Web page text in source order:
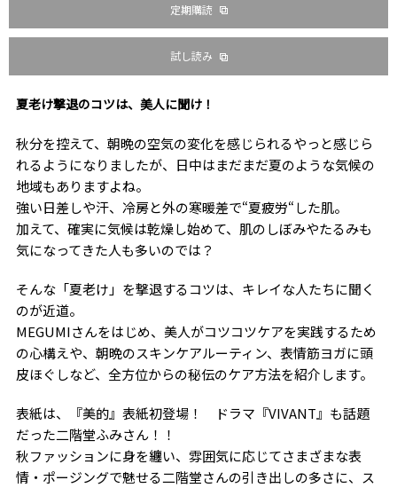
定期購読
試し読み
夏老け撃退のコツは、美人に聞け！
秋分を控えて、朝晩の空気の変化を感じられるやっと感じら
れるようになりましたが、日中はまだまだ夏のような気候の
地域もありますよね。
強い日差しや汗、冷房と外の寒暖差で“夏疲労“した肌。
加えて、確実に気候は乾燥し始めて、肌のしぼみやたるみも
気になってきた人も多いのでは？
そんな「夏老け」を撃退するコツは、キレイな人たちに聞く
のが近道。
MEGUMIさんをはじめ、美人がコツコツケアを実践するため
の心構えや、朝晩のスキンケアルーティン、表情筋ヨガに頭
皮ほぐしなど、全方位からの秘伝のケア方法を紹介します。
表紙は、『美的』表紙初登場！ ドラマ『VIVANT』も話題
だった二階堂ふみさん！！
秋ファッションに身を纏い、雰囲気に応じてさまざまな表
情・ポージングで魅せる二階堂さんの引き出しの多さに、ス